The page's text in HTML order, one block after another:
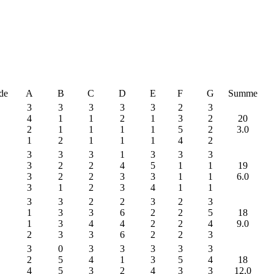
A B C D E F G
Summe
3
4
2
1
3
1
1
2
3
1
1
1
3
2
1
1
3
1
1
1
2
3
5
4
3
2
2
2
20
3.0
3
3
3
3
3
2
2
1
3
2
2
2
1
4
3
3
3
5
3
4
3
1
1
1
3
1
1
1
19
6.0
3
1
1
2
3
3
3
3
2
3
4
3
2
6
4
6
3
2
2
2
2
2
2
2
3
5
4
3
18
9.0
3
2
4
0
5
5
3
4
3
3
1
2
3
3
4
3
5
3
3
4
3
18
12.0